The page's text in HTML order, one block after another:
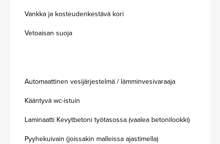
Vankka ja kosteudenkestävä kori
Vetoaisan suoja
Automaattinen vesijärjestelmä / lämminvesivaraaja
Kääntyvä wc-istuin
Laminaatti Kevytbetoni työtasossa (vaalea betonilookki)
Pyyhekuivain (joissakin malleissa ajastimella)